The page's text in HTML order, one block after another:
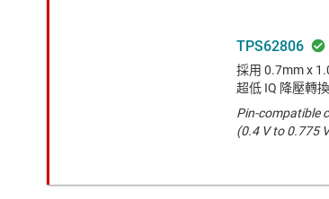
TPS62806
採用 0.7mm x
超低 IQ 降壓轉
Pin-compatible
(0.4 V to 0.775